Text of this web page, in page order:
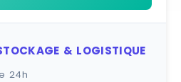
& LOGISTIQUE
24h